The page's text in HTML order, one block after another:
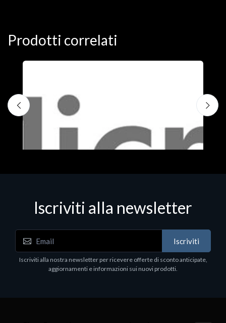
Prodotti correlati
Software - Office Productivity
MS OFFICE H&S 2021 ESD
Iscriviti alla newsletter
Iscriviti
Iscriviti alla nostra newsletter per ricevere offerte di sconto anticipate,
aggiornamenti e informazioni sui nuovi prodotti.